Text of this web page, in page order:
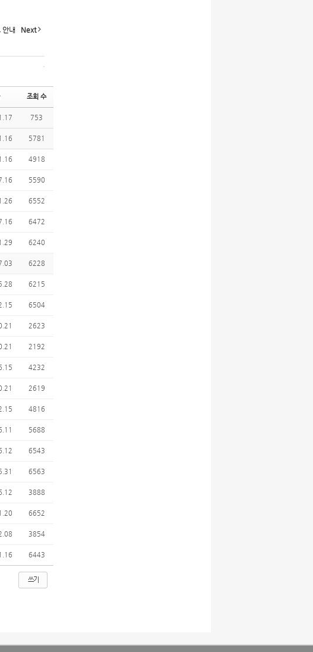
안내 Next
조회 수
753
5781
4918
5590
6552
6472
6240
6228
6215
6504
2623
2192
4232
2619
4816
5688
6543
6563
3888
6652
3854
6443
쓰기